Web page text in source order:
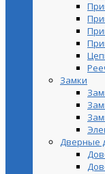
Замки
Дверные